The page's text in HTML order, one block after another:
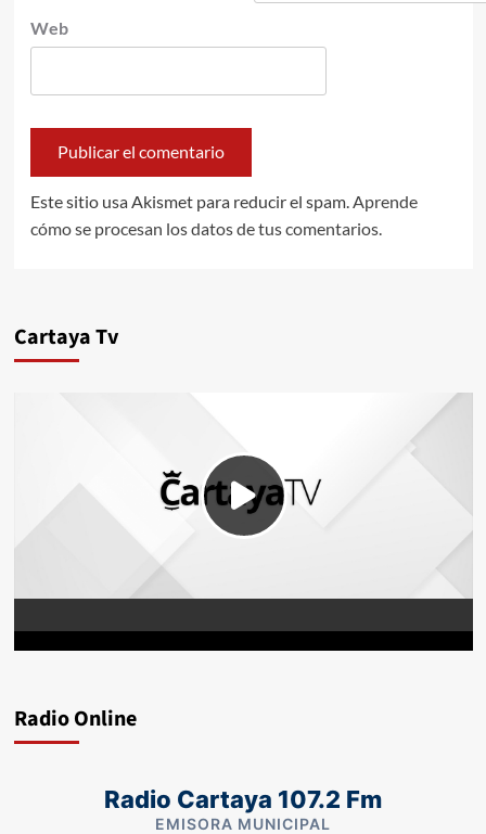
Web
Este sitio usa Akismet para reducir el spam. Aprende
cómo se procesan los datos de tus comentarios.
Cartaya Tv
Radio Online
Radio Cartaya 107.2 Fm
EMISORA MUNICIPAL